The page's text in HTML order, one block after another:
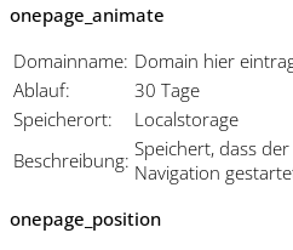
onepage_animate
Domainname: Domain hier
Ablauf:
30 Tage
Speicherort:
Localstorage
Beschreibung: Speichert, dass
Navigation
onepage_position